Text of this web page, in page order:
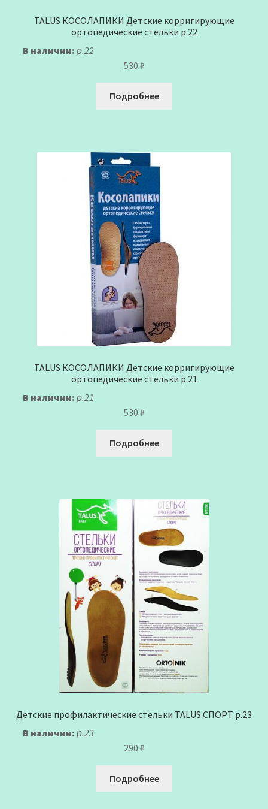
TALUS КОСОЛАПИКИ Детские корригирующие
ортопедические стельки р.22
В наличии: р.22
530 ₽
Подробнее
TALUS КОСОЛАПИКИ Детские корригирующие
ортопедические стельки р.21
В наличии: р.21
530 ₽
Подробнее
Детские профилактические стельки TALUS СПОРТ р.23
В наличии: р.23
290 ₽
Подробнее